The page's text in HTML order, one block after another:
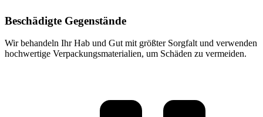
Beschädigte Gegenstände
Wir behandeln Ihr Hab und Gut mit größter Sorgfalt und verwenden
hochwertige Verpackungsmaterialien, um Schäden zu vermeiden.